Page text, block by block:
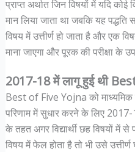
प्राप्त अर्थात जिन विषयों में यदि कोई
मान लिया जाता था जबकि यह पद्धति
विषय में उत्तीर्ण हो जाता है और एक
माना जाएगा और पूरक की परीक्षा के
2017-18 में लागू हुई थी
Best of Five Yojna को माध्यमिक
परिणाम में सुधार करने के लिए
के तहत अगर विद्यार्थी छह विषयों में से
विषय में फेल होता है तो भी उसे